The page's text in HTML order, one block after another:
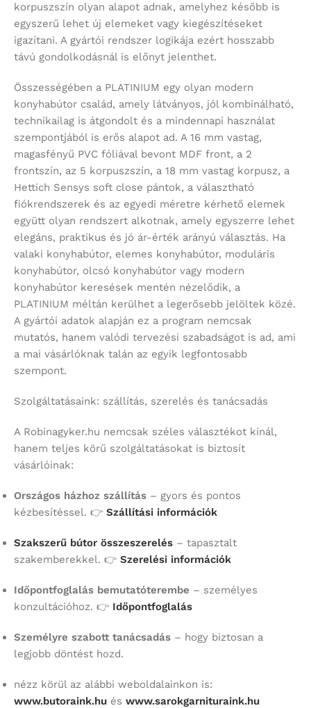
korpuszszín olyan alapot adnak, amelyhez később is
egyszerű lehet új elemeket vagy kiegészítéseket
igazítani. A gyártói rendszer logikája ezért hosszabb
távú gondolkodásnál is előnyt jelenthet.
Összességében a PLATINIUM egy olyan modern
konyhabútor család, amely látványos, jól kombinálható,
technikailag is átgondolt és a mindennapi használat
szempontjából is erős alapot ad. A 16 mm vastag,
magasfényű PVC fóliával bevont MDF front, a 2
frontszín, az 5 korpuszszín, a 18 mm vastag korpusz, a
Hettich Sensys soft close pántok, a választható
fiókrendszerek és az egyedi méretre kérhető elemek
együtt olyan rendszert alkotnak, amely egyszerre lehet
elegáns, praktikus és jó ár-érték arányú választás. Ha
valaki konyhabútor, elemes konyhabútor, moduláris
konyhabútor, olcsó konyhabútor vagy modern
konyhabútor keresések mentén nézelődik, a
PLATINIUM méltán kerülhet a legerősebb jelöltek közé.
A gyártói adatok alapján ez a program nemcsak
mutatós, hanem valódi tervezési szabadságot is ad, ami
a mai vásárlóknak talán az egyik legfontosabb
szempont.
Szolgáltatásaink: szállítás, szerelés és tanácsadás
A Robinagyker.hu nemcsak széles választékot kínál,
hanem teljes körű szolgáltatásokat is biztosít
vásárlóinak:
Országos házhoz szállítás – gyors és pontos
kézbesítéssel. 👉 Szállítási információk
Szakszerű bútor összeszerelés – tapasztalt
szakemberekkel. 👉 Szerelési információk
Időpontfoglalás bemutatóterembe – személyes
konzultációhoz. 👉 Időpontfoglalás
Személyre szabott tanácsadás – hogy biztosan a
legjobb döntést hozd.
nézz körül az alábbi weboldalainkon is:
www.butoraink.hu és www.sarokgarnituraink.hu